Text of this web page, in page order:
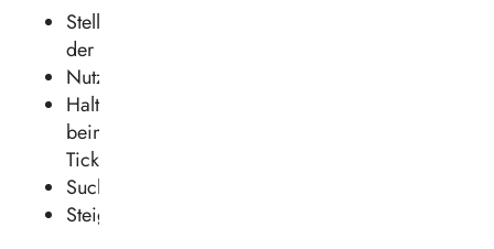
Stellen Sie sich vorne an die Haltestelle sobald
der Bus einfährt.
Nutzen Sie die Vordertür zum Einsteigen.
Halten Sie Ihr Ticket bereit und zeigen Sie es
beim Einstieg direkt vor. Oder kaufen Sie ein
Ticket beim Fahrpersonal.
Suchen Sie zügig sicheren Halt.
Steigen Sie immer hinten aus.